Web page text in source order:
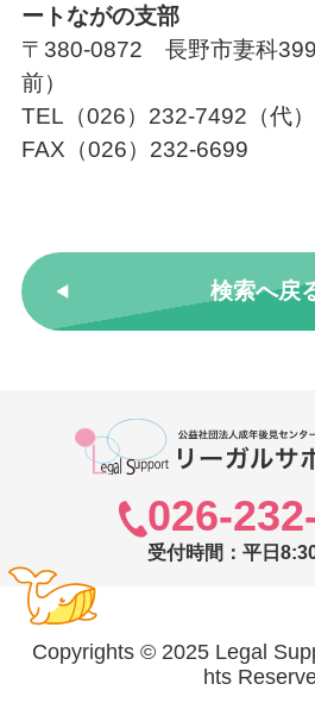
ートながの支部
〒380-0872 長野市妻科
前）
TEL（026）232-7492（代）
FAX（026）232-6699
検索へ戻
026-
受付時間：平日
Copyrights © 2025 Legal
hts